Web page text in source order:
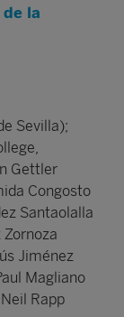
la
Sevilla);
Gettler
Congosto
Santaolalla
Jiménez
Magliano
Rapp